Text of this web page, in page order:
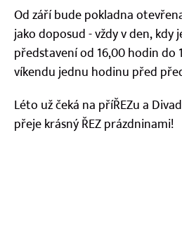
O divadle
Kontakt
Od září bude pokladna
jako doposud - vždy v den, kdy
představení od 16,00 hodin do
víkendu jednu hodinu před
Léto už čeká na příŘEZu a
přeje krásný ŘEZ prázdninami!